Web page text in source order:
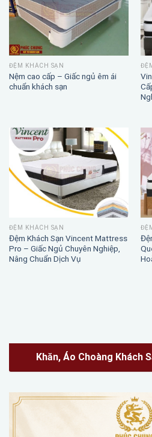
ĐỆM KHÁCH SẠN
Nệm cao cấp – Giấc ngủ êm ái
chuẩn khách sạn
ĐỆM KHÁCH SẠN
Đệm Khách Sạn Vincent Mattress
Pro – Giấc Ngủ Chuyên Nghiệp,
Nâng Chuẩn Dịch Vụ
Khăn, Áo Choàng Khách